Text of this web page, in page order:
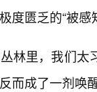
度匮乏的“被感
林里，我们太
而成了一剂唤